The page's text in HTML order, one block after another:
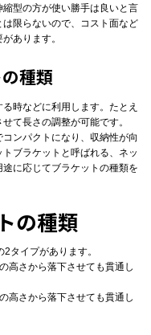
型の方が使い勝手は良いと言
限らないので、コスト面など
あります。
種類
時などに利用します。たとえ
て長さの調整が可能です。
ンパクトになり、収納性が向
ブラケットと呼ばれる、ネッ
に応じてブラケットの種類を
の種類
タイプがあります。
高さから落下させても貫通し
高さから落下させても貫通し